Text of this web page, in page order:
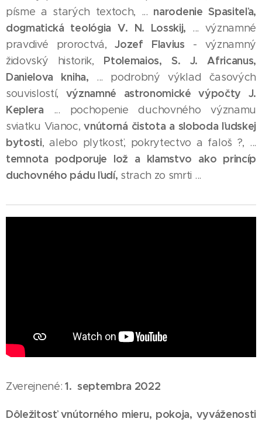
písme a starých textoch, ... narodenie Spasiteľa,
dogmatická teológia V. N. Losskij, ... významné
pravdivé proroctvá,Jozef Flavius - významný
židovský historik, Ptolemaios, S. J. Africanus,
Danielova kniha, ... podrobný výklad časových
souvislostí, významné astronomické výpočty J.
Keplera... pochopenie duchovného významu
sviatku Vianoc,vnútorná čistota a sloboda ľudskej
bytosti, alebo plytkosť, pokrytectvo a faloš ?, ...
temnota podporuje lož a klamstvo ako princíp
duchovného pádu ľudí, strach zo smrti ...
Zverejnené: 1. septembra 2022
Dôležitosť vnútorného mieru, pokoja, vyváženosti